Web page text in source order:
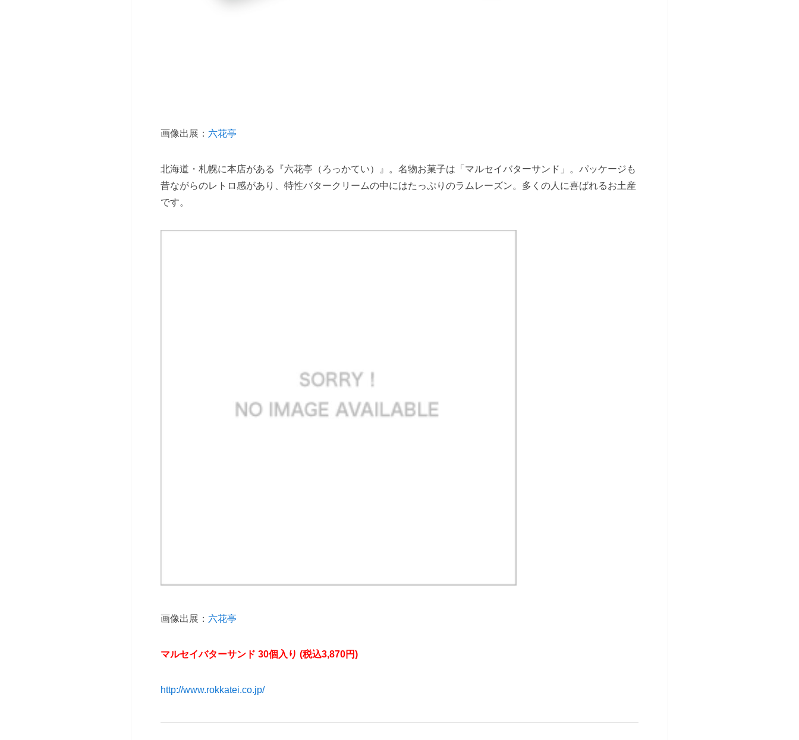
画像出展： 六花亭
北海道・札幌に本店がある『六花亭（ろっかてい）』。名物お菓子は「マルセイバターサンド」。パッケージも
昔ながらのレトロ感があり、特性バタークリームの中にはたっぷりのラムレーズン。多くの人に喜ばれるお土産
です。
画像出展： 六花亭
マルセイバターサンド 30個入り (税込3,870円)
http://www.rokkatei.co.jp/